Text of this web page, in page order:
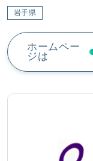
岩手県
ホームペー
ジは